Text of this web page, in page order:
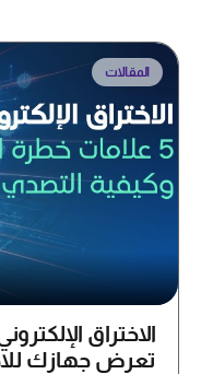
المقالات
تعرض جهازك